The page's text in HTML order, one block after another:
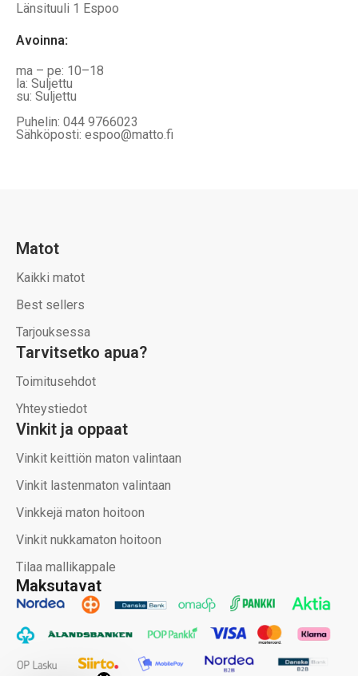
Länsituuli 1 Espoo
Avoinna:
ma – pe: 10–18
la: Suljettu
su: Suljettu
Puhelin: 044 9766023
Sähköposti: espoo@matto.fi
Maksutavat
Matot
Kaikki matot
Best sellers
Tarjouksessa
Tarvitsetko apua?
Toimitusehdot
Yhteystiedot
Vinkit ja oppaat
Vinkit keittiön maton valintaan
Vinkit lastenmaton valintaan
Vinkkejä maton hoitoon
Vinkit nukkamaton hoitoon
Tilaa mallikappale